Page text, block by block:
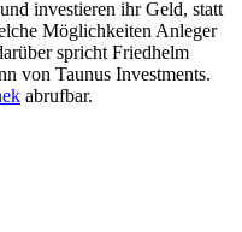
investieren ihr Geld, statt
Möglichkeiten Anleger
spricht Friedhelm
von Taunus Investments.
abrufbar.